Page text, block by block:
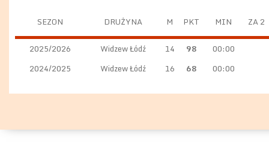
SEZON DRUŻYNA M PKT MIN ZA 2
2025/2026 Widzew Łódź 14 98
00:00
2024/2025
Widzew Łódź 16 68 00:00